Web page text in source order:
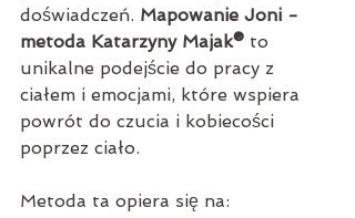
doświadczeń. Mapowanie Joni -
metoda Katarzyny Majak® to
unikalne podejście do pracy z
ciałem i emocjami, które wspiera
powrót do czucia i kobiecości
poprzez ciało.
Metoda ta opiera się na: